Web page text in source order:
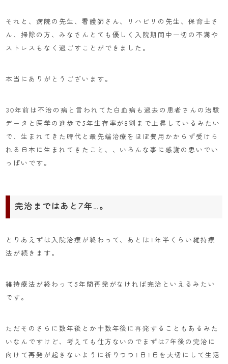
それと、病院の先生、看護師さん、リハビリの先生、保育士さ
ん、掃除の方、みなさんとても優しく入院期間中一切の不満や
ストレスもなく過ごすことができました。
本当にありがとうございます。
30年前は不治の病と言われてた白血病も過去の患者さんの治験
データと医学の進歩で5年生存率が8割まで上昇しているみたい
で、生まれてきた時代と最先端治療をほぼ費用かからず受けら
れる日本に生まれてきたこと、、いろんな事に感謝の思いでい
っぱいです。
完治まではあと7年…。
とりあえずは入院治療が終わって、あとは1年半くらい維持療
法が続きます。
維持療法が終わって5年間再発がなければ完治といえるみたい
です。
ただそのさらに数年後とか十数年後に再発することもあるみた
いなんですけど、考えても仕方ないのでまずは7年後の完治に
向けて再発が起きないように祈りつつ1日1日を大切にして生活